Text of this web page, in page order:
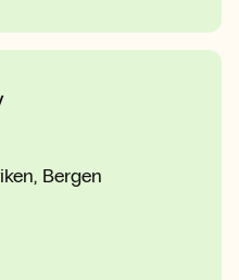
Bergen